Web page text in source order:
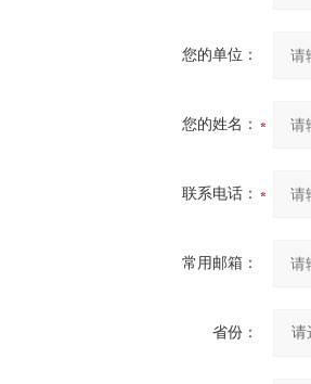
您的单位：
您的姓名：
联系电话：
常用邮箱：
省份：